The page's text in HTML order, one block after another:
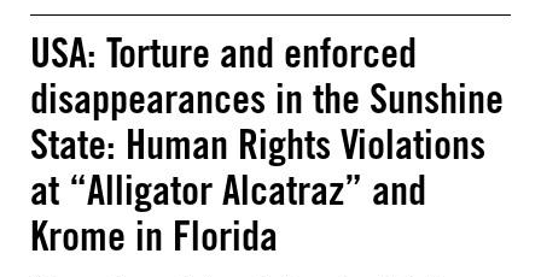
USA: Torture and enforced
disappearances in the Sunshine
State: Human Rights Violations
at “Alligator Alcatraz” and
Krome in Florida